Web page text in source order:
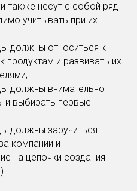
также несут с собой ряд
учитывать при их
должны относиться к
и развивать их
должны внимательно
и выбирать первые
должны заручиться
компании и
на цепочки создания